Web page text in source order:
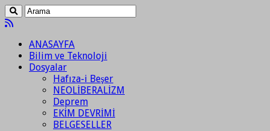
ANASAYFA
Bilim ve Teknoloji
Dosyalar
Hafıza-i Beşer
NEOLİBERALİZM
Deprem
EKİM DEVRİMİ
BELGESELLER